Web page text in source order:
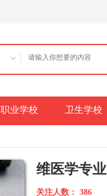
职业学校 卫生学校
维医学专业
关注人数： 386